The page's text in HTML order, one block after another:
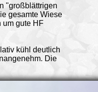
"großblättrigen
gesamte Wiese
um gute HF
kühl deutlich
Die